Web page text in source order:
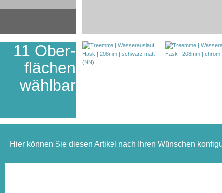
11 Ober-
flächen
wählbar
Hier können Sie diesen Artikel nach Ihren Wünschen